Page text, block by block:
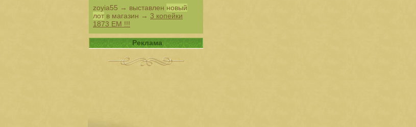
zoyia55 → выставлен новый
лот в магазин → 3 копейки
1873 ЕМ !!!
Реклама